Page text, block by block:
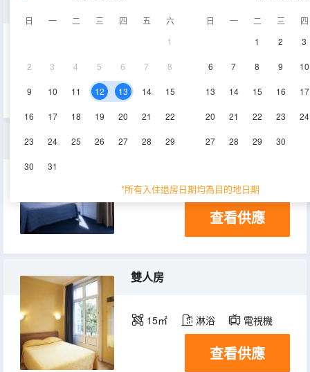
日 一 二 三 四 五
六
1
2 3 4 5 6 7 8
9 10 11 12 13 14 15
16 17 18 19 20 21 22
23 24 25 26 27 28 29
30 31
日 一 二 三
四
1
2 3
6 7 8 9 10
13 14 15 16 17
20 21 22 23 24
27 28 29 30
*所有入住退房日期均為目的地日期
電視機
三人間
22㎡ 淋浴 電視機
查看供應
雙人房
15㎡ 淋浴 電視機
查看供應